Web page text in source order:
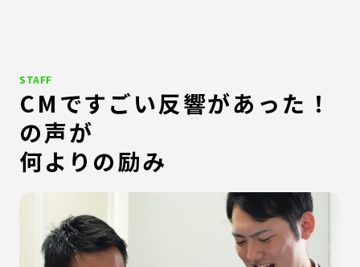
STAFF
CMですごい反響があった！
の声が
何よりの励み